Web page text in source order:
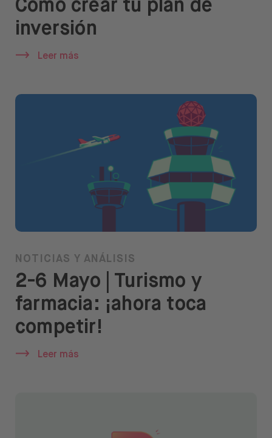
Cómo crear tu plan de
inversión
Leer más
NOTICIAS Y ANÁLISIS
2-6 Mayo | Turismo y
farmacia: ¡ahora toca
competir!
Leer más